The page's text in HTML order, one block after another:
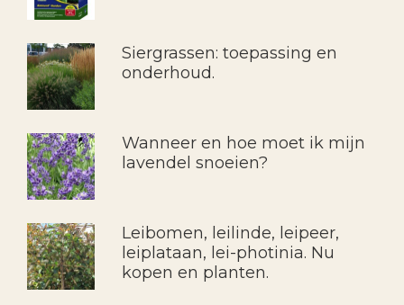
Siergrassen: toepassing en
onderhoud.
Wanneer en hoe moet ik mijn
lavendel snoeien?
Leibomen, leilinde, leipeer,
leiplataan, lei-photinia. Nu
kopen en planten.